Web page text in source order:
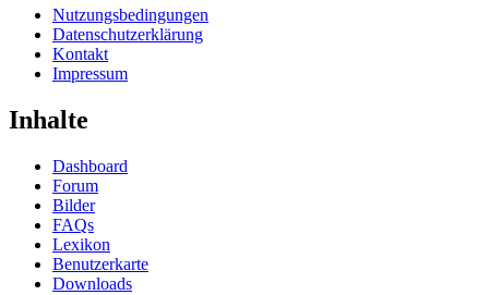
Nutzungsbedingungen
Datenschutzerklärung
Kontakt
Impressum
Inhalte
Dashboard
Forum
Bilder
FAQs
Lexikon
Benutzerkarte
Downloads